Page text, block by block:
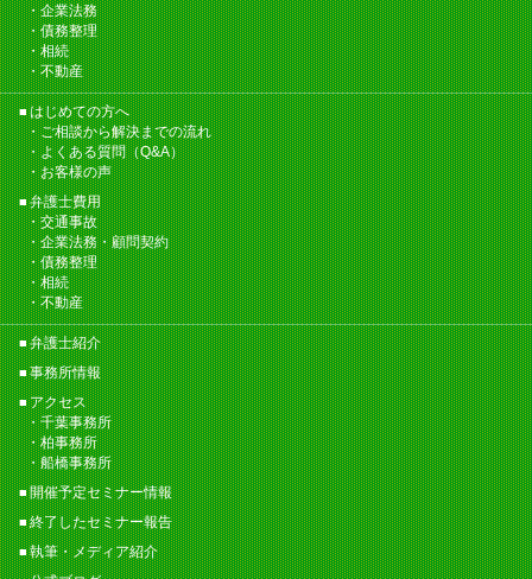
企業法務
債務整理
相続
不動産
はじめての方へ
ご相談から解決までの流れ
よくある質問（Q&A）
お客様の声
弁護士費用
交通事故
企業法務・顧問契約
債務整理
相続
不動産
弁護士紹介
事務所情報
アクセス
千葉事務所
柏事務所
船橋事務所
開催予定セミナー情報
終了したセミナー報告
執筆・メディア紹介